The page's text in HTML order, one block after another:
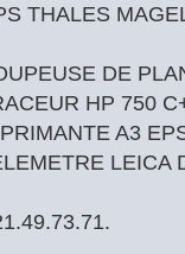
THALES
DE
HP 750
A3
LEICA